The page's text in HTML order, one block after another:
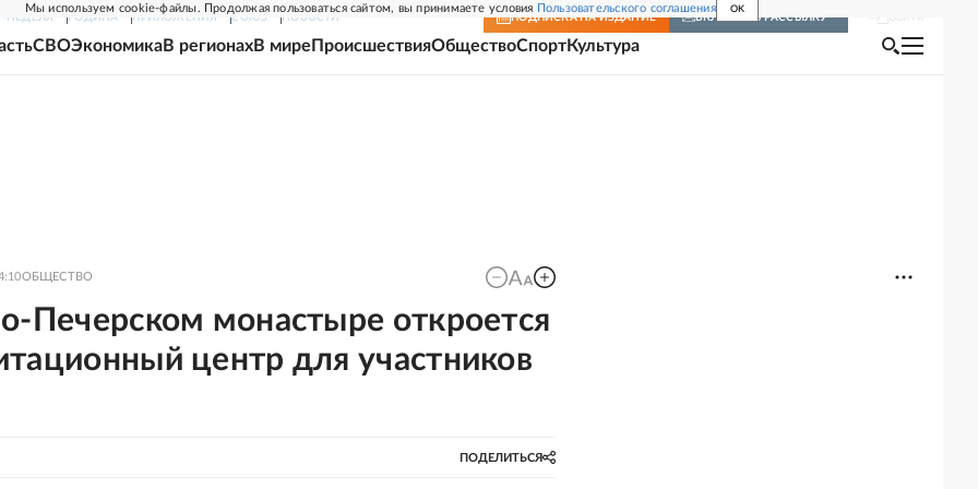
Мы используем cookie-файлы. Продолжая пользоваться сайтом, вы принимаете условия Пользовательского соглашения OK
НЕДЕЛЯ РОДИНА ПРИЛОЖЕНИЯ СОЮЗ НОВОСТИ ПОДПИСКА НА ИЗДАНИЕ ВКЛЮЧИТЬ РАССЫЛКУ
СВОЭкономикаВ регионахВ мире ПроисшествияОбществоСпортКультура
ОБЩЕСТВО
Печерском монастыре откроется
центр для участников
ПОДЕЛИТЬСЯ